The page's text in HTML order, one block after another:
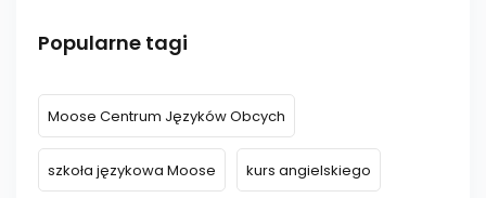
Popularne tagi
Moose Centrum Języków Obcych
szkoła językowa Moose kurs angielskiego